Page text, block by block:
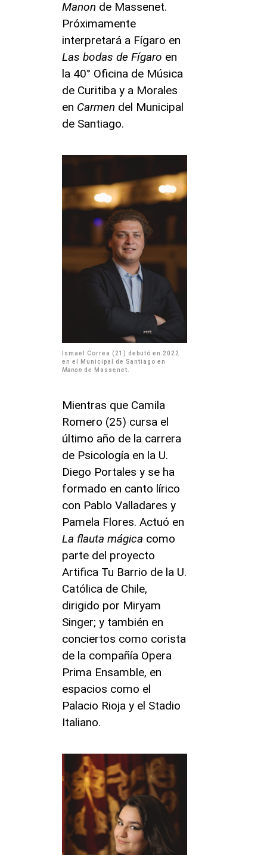
Manon de Massenet.
Próximamente
interpretará a Fígaro en
Las bodas de Fígaro en
la 40° Oficina de Música
de Curitiba y a Morales
en Carmen del Municipal
de Santiago.
Ismael Correa (21) debutó en 2022
en el Municipal de Santiago en
Manon de Massenet.
Mientras que Camila
Romero (25) cursa el
último año de la carrera
de Psicología en la U.
Diego Portales y se ha
formado en canto lírico
con Pablo Valladares y
Pamela Flores. Actuó en
La flauta mágica como
parte del proyecto
Artifica Tu Barrio de la U.
Católica de Chile,
dirigido por Miryam
Singer; y también en
conciertos como corista
de la compañía Opera
Prima Ensamble, en
espacios como el
Palacio Rioja y el Stadio
Italiano.